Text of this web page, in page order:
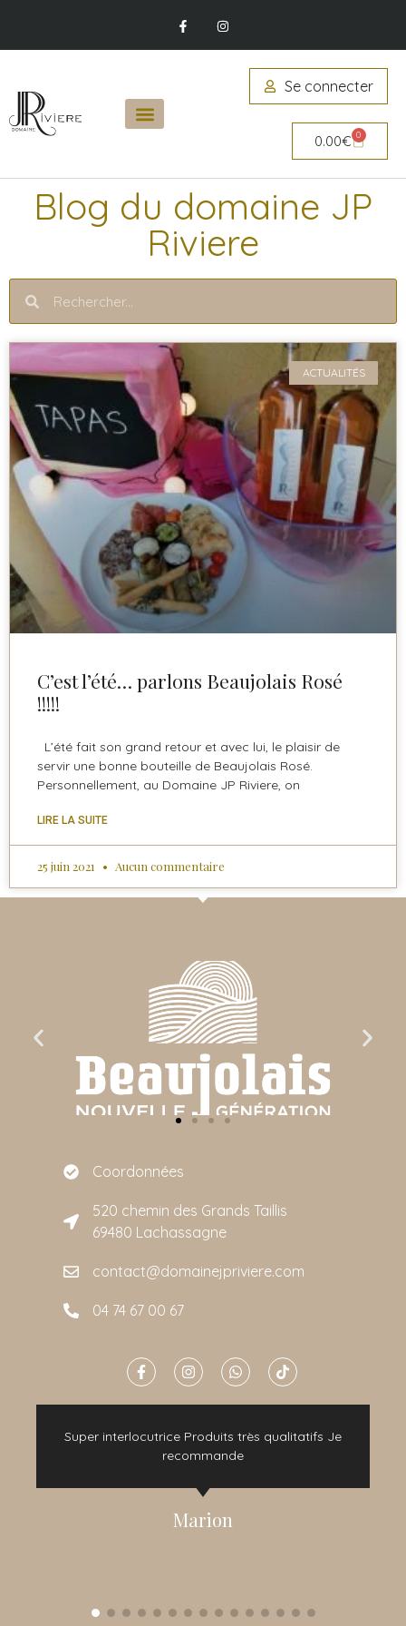
Se connecter
0.00€ 0
Blog du domaine JP
Riviere
ACTUALITÉS
C’est l’été… parlons Beaujolais Rosé
!!!!!
L’été fait son grand retour et avec lui, le plaisir de
servir une bonne bouteille de Beaujolais Rosé.
Personnellement, au Domaine JP Riviere, on
LIRE LA SUITE
25 juin 2021 Aucun commentaire
Coordonnées
520 chemin des Grands Taillis
69480 Lachassagne
contact@domainejpriviere.com
04 74 67 00 67
Super interlocutrice Produits très qualitatifs Je
recommande
Marion